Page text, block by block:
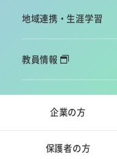
地域連携・生涯学習
教員情報
企業の方
保護者の方